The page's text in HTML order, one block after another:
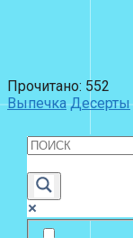
Прочитано: 552
Выпечка Десерты